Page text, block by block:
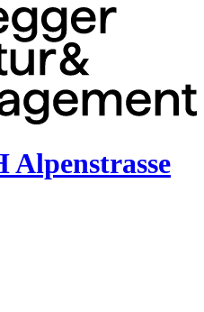
Alpenstrasse